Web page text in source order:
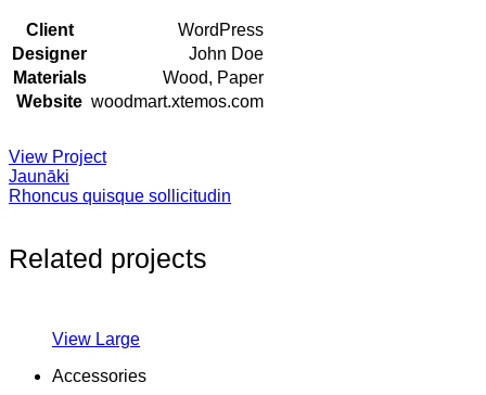
Client
WordPress
Designer
John Doe
Materials
Wood, Paper
Website woodmart.xtemos.com
View Project
Jaunāki
Rhoncus quisque sollicitudin
Related projects
View Large
Accessories